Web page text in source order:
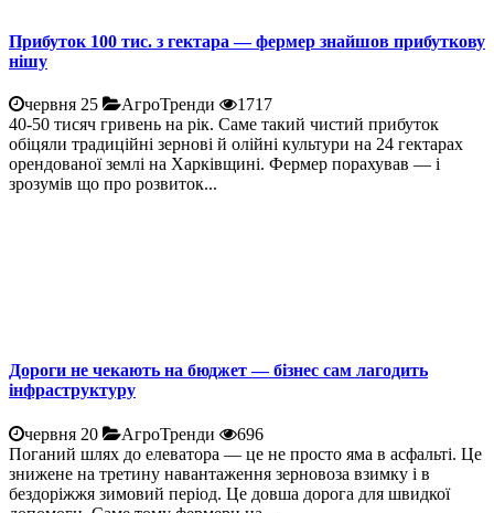
Прибуток 100 тис. з гектара — фермер знайшов прибуткову
нішу
червня 25 АгроТренди
1717
40-50 тисяч гривень на рік. Саме такий чистий прибуток
обіцяли традиційні зернові й олійні культури на 24 гектарах
орендованої землі на Харківщині. Фермер порахував — і
зрозумів що про розвиток...
Дороги не чекають на бюджет — бізнес сам лагодить
інфраструктуру
червня 20 АгроТренди
696
Поганий шлях до елеватора — це не просто яма в асфальті. Це
знижене на третину навантаження зерновоза взимку і в
бездоріжжя зимовий період. Це довша дорога для швидкої